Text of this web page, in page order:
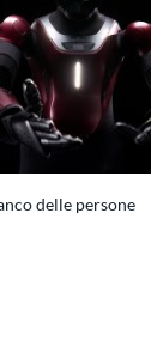
delle persone